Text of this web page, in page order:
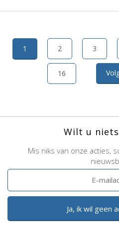
1 2 3
16
Wilt u niets
Mis niks van onze acties,
Ja, ik wil geen